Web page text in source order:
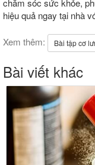
chăm sóc sức khỏe,
hiệu quả ngay tại nhà
Xem thêm: Bài tập cơ
Bài viết khác